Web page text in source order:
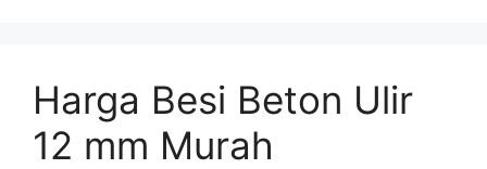
Harga Besi Beton Ulir
12 mm Murah